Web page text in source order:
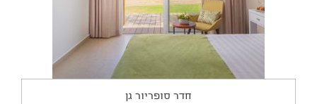
חדר סופריור גן